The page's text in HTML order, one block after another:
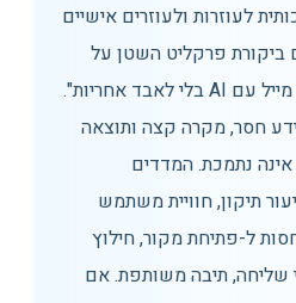
לעוזרות ולעוזרים אישיים
ביקורת פרקליט השטן על
ההנחות שבפרק "ניהול מייל עם AI בלי לאבד אחריות".
חסר, מקרה קצה ותוצאה
נתמכת. המדדים
תיקון, חוויית משתמש
ל-פתיחת מקור, חילוץ
שליחה, תיבה משותפת. אם